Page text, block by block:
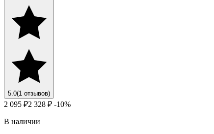
5.0(1 отзывов)
2 095 ₽2 328 ₽ -10%
В наличии